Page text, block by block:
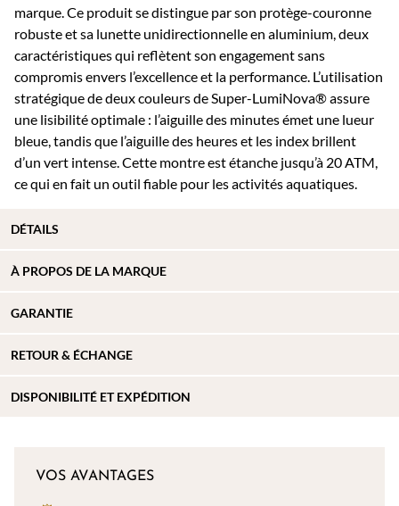
marque. Ce produit se distingue par son protège-couronne
robuste et sa lunette unidirectionnelle en aluminium, deux
caractéristiques qui reflètent son engagement sans
compromis envers l’excellence et la performance. L’utilisation
stratégique de deux couleurs de Super-LumiNova® assure
une lisibilité optimale : l’aiguille des minutes émet une lueur
bleue, tandis que l’aiguille des heures et les index brillent
d’un vert intense. Cette montre est étanche jusqu’à 20 ATM,
ce qui en fait un outil fiable pour les activités aquatiques.
DÉTAILS
À PROPOS DE LA MARQUE
GARANTIE
RETOUR & ÉCHANGE
DISPONIBILITÉ ET EXPÉDITION
VOS AVANTAGES